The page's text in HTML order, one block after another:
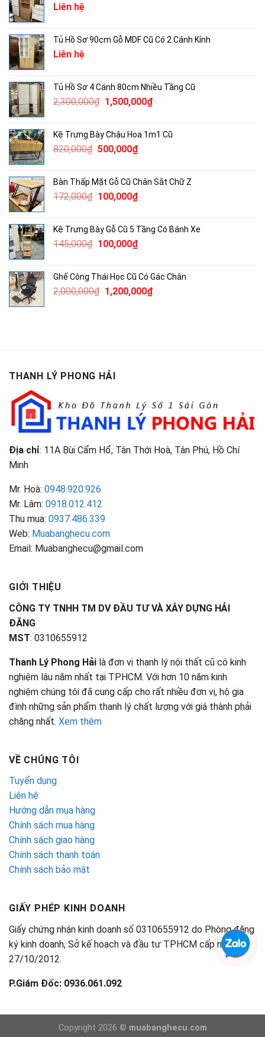
Liên hệ
Tủ Hồ Sơ 90cm Gỗ MDF Cũ Có 2 Cánh Kính
Liên hệ
Tủ Hồ Sơ 4 Cánh 80cm Nhiều Tầng Cũ
2,300,000₫ Giá
2,300,000₫.
1,500,000₫Giá
là:
Kệ Trưng Bày Chậu Hoa 1m1 Cũ
820,000₫ Giá
820,000₫.
500,000₫Giá
là:
500,000₫.
Bàn Thấp Mặt Gỗ Cũ Chân Sắt Chữ Z
172,000₫ Giá
172,000₫.
100,000₫Giá
là:
100,000₫.
Kệ Trưng Bày Gỗ Cũ 5 Tầng Có Bánh Xe
145,000₫ Giá
145,000₫.
100,000₫Giá
là:
100,000₫.
Ghế Công Thái Học Cũ Có Gác Chân
2,000,000₫ Giá
1,200,000₫Giá
THANH LÝ PHONG HẢI
Địa chỉ: 11A Bùi Cẩm Hổ, Tân Thới Hoà, Tân Phú, Hồ Chí
Minh
Mr. Hoà: 0948.920.926
Mr. Lâm: 0918.012.412
Thu mua: 0937.486.339
Web: Muabanghecu.com
Email: Muabanghecu@gmail.com
GIỚI THIỆU
CÔNG TY TNHH TM DV ĐẦU TƯ VÀ XÂY DỰNG HẢI
ĐĂNG
MST: 0310655912
Thanh Lý Phong Hải là đơn vị thanh lý nội thất cũ có kinh
nghiệm lâu năm nhất tại TPHCM. Với hơn 10 năm kinh
nghiệm chúng tôi đã cung cấp cho rất nhiều đơn vị, hộ gia
đình những sản phẩm thanh lý chất lượng với giá thành phải
chăng nhất. Xem thêm
VỀ CHÚNG TÔI
Tuyển dụng
Liên hệ
Hướng dẫn mua hàng
Chính sách mua hàng
Chính sách giao hàng
Chính sách thanh toán
Chính sách bảo mật
GIẤY PHÉP KINH DOANH
Giấy chứng nhận kinh doanh số 0310655912 do Phòng đăng
ký kinh doanh, Sở kế hoạch và đầu tư TPHCM cấp ngày
27/10/2012.
P.Giám Đốc: 0936.061.092
Copyright 2026 © muabanghecu.com